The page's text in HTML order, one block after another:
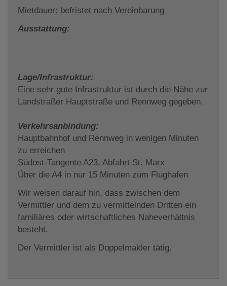
Mietdauer: befristet nach Vereinbarung
Ausstattung:
Lage/Infrastruktur:
Eine sehr gute Infrastruktur ist durch die Nähe zur
Landstraßer Hauptstraße und Rennweg gegeben.
Verkehrsanbindung:
Hauptbahnhof und Rennweg in wenigen Minuten
zu erreichen
Südost-Tangente A23, Abfahrt St. Marx
Über die A4 in nur 15 Minuten zum Flughafen
Wir weisen darauf hin, dass zwischen dem
Vermittler und dem zu vermittelnden Dritten ein
familiäres oder wirtschaftliches Naheverhältnis
besteht.
Der Vermittler ist als Doppelmakler tätig.